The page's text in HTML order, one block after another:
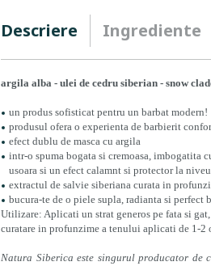
Descriere Ingrediente
argila alba - ulei de cedru siberian - snow
un produs sofisticat pentru un barbat modern!
produsul ofera o experienta de barbierit
efect dublu de masca cu argila
intr-o spuma bogata si cremoasa, imbogatita
usoara si un efect calamnt si protector la
extractul de salvie siberiana curata in
bucura-te de o piele supla, radianta si perfect
Utilizare: Aplicati un strat generos pe fata si
curatare in profunzime a tenului aplicati de 1-2
Natura Siberica este singurul producator de